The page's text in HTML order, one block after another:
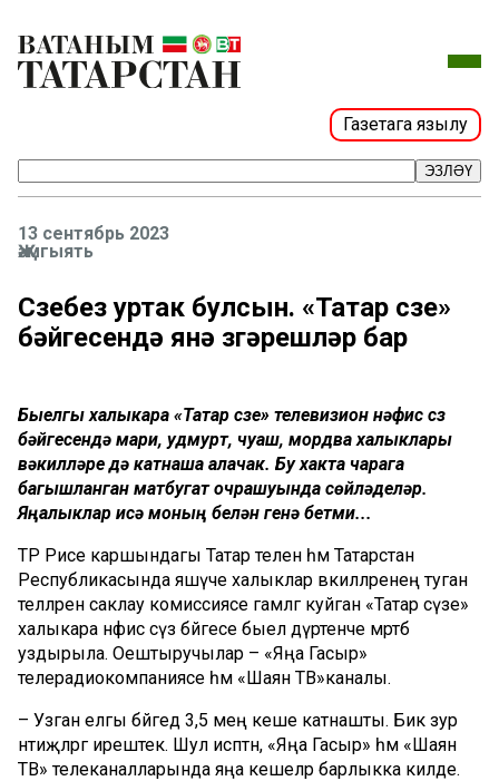
Газетага язылу
ЭЗЛӘҮ
13 сентябрь 2023
Җәмгыять
Сүзебез уртак булсын. «Татар сүзе»
бәйгесендә янә үзгәрешләр бар
Быелгы халыкара «Татар сүзе» телевизион нәфис сүз
бәйгесендә мари, удмурт, чуаш, мордва халыклары
вәкилләре дә катнаша алачак. Бу хакта чарага
багышланган матбугат очрашуында сөйләделәр.
Яңалыклар исә моның белән генә бетми...
ТР Рәисе каршындагы Татар телен һәм Татарстан
Республикасында яшәүче халыклар вәкилләренең туган
телләрен саклау комиссиясе гамәлгә куйган «Татар сүзе»
халыкара нәфис сүз бәйгесе быел дүртенче мәртәбә
уздырыла. Оештыручылар – «Яңа Гасыр»
телерадиокомпаниясе һәм «Шаян ТВ»каналы.
– Узган елгы бәйгедә 3,5 мең кеше катнашты. Бик зур
нәтиҗәләргә ирештек. Шул исәптән, «Яңа Гасыр» һәм «Шаян
ТВ» телеканалларында яңа кешеләр барлыкка килде.